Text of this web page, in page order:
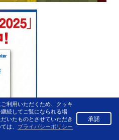
利用いただくため、クッキ
続してご覧になられる場
いたものとさせていただき
は、 プライバシーポリシー
承諾